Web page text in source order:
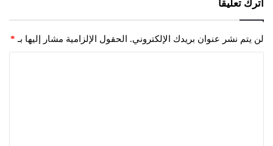
اترك تعليقاً
لن يتم نشر عنوان بريدك الإلكتروني. الحقول الإلزامية مشار إليها بـ *